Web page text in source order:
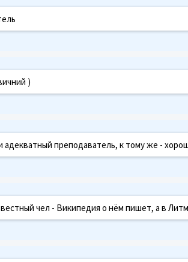
)
адекватный преподаватель, к тому же -
чел - Википедия о нём пишет, а в